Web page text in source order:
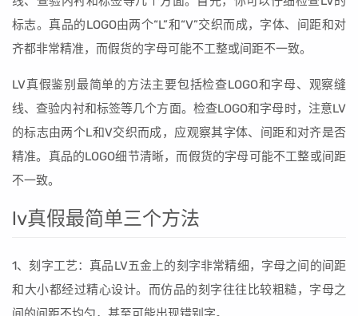
标志。真品的LOGO由两个“L”和“V”交织而成，字体、间距和对
齐都非常精准，而假货的字母可能不工整或间距不一致。
LV真假鉴别最简单的方法主要包括检查LOGO和字母、观察缝
线、查验内衬和标签等几个方面。检查LOGO和字母时，注意LV
的标志由两个L和V交织而成，应观察其字体、间距和对齐是否
精准。真品的LOGO细节清晰，而假货的字母可能不工整或间距
不一致。
lv真假最简单三个方法
1、刻字工艺：真品LV五金上的刻字非常精细，字母之间的间距
和大小都经过精心设计。而仿品的刻字往往比较粗糙，字母之